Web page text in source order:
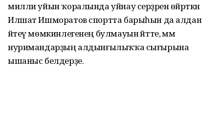
милли уйын ҡоралында уйнау серҙәрен өйрәткән
Илшат Ишморатов спортта барыһын да алдан
әйтеү мөмкинлегенең булмауын әйтте, әммә
нуримандарҙың алдынғылыҡҡа сығырына
ышаныс белдерҙе.